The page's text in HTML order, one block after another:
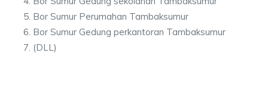
Bor Sumur Perumahan Tambaksumur
Bor Sumur Gedung perkantoran Tambaksumur
(DLL)